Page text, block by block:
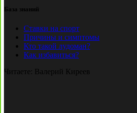
База знаний
Ставки на спорт
Причины и симптомы
Кто такой лудоман?
Как избавиться?
Читаете: Валерий Киреев